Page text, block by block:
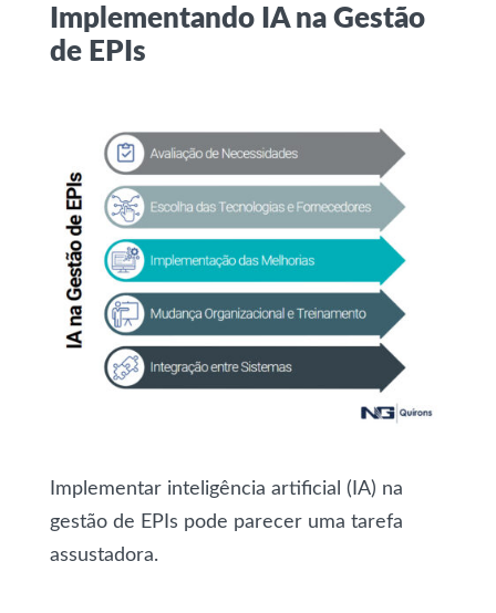
Implementando IA na Gestão
de EPIs
Implementar inteligência artificial (IA) na
gestão de EPIs pode parecer uma tarefa
assustadora.